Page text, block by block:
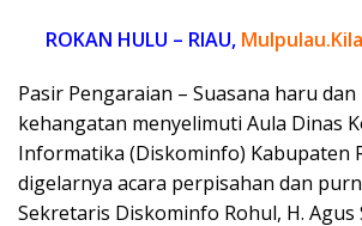
ROKAN HULU – RIAU,
Pasir Pengaraian – Suasana haru
kehangatan menyelimuti Aula Dinas
Informatika (Diskominfo) Kabupaten
digelarnya acara perpisahan dan
Sekretaris Diskominfo Rohul, H. Agus